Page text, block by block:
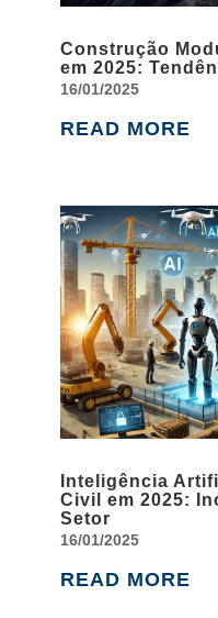
Construção
em 2025:
16/01/2025
READ MORE
Inteligência
Civil em 2025:
Setor
16/01/2025
READ MORE